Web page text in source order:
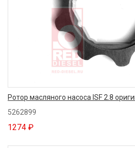
Ротор масляного насоса ISF 2.8
5262899
1274 ₽